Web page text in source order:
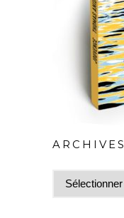
ARCHIVES
Archives